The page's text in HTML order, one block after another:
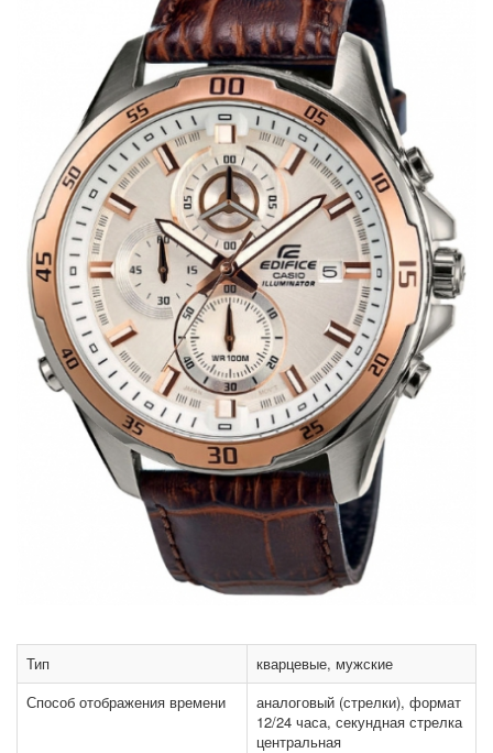
Тип
кварцевые, мужские
Способ отображения времени
аналоговый (стрелки), формат
12/24 часа, секундная стрелка
центральная